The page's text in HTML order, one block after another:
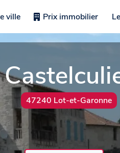
ville Prix immobilier
47240 Lot-et-Garonne